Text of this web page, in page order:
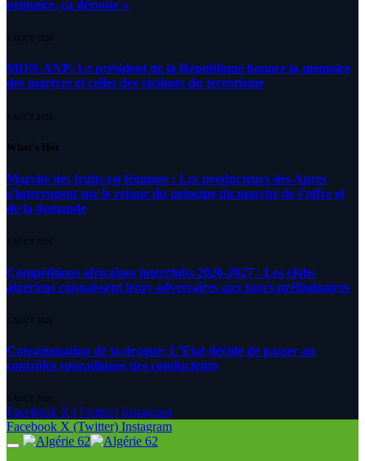
primaire, ça déroute «
4 AOÛT 2026
MDN-ANP: Le président de la République honore la mémoire
des martyrs et celles des victimes du terrorisme
4 AOÛT 2026
What's Hot
Marché des fruits est légumes : Les producteurs des Aures
s’interrogent sur le retour du principe du marché de l’offre et
de la demande
6 AOÛT 2026
Compétitions africaines interclubs 2026-2027 : Les clubs
algériens connaissent leurs adversaires aux tours préliminaires
6 AOÛT 2026
Consommation de la drogue: L’Etat décide de passer au
contrôles sporadiques des conducteurs
6 AOÛT 2026
Facebook X (Twitter) Instagram
Facebook X (Twitter) Instagram